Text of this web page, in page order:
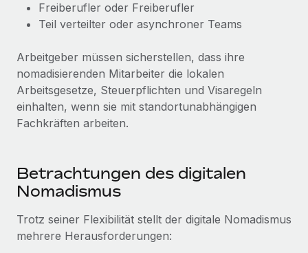
Lückenlose Compliance
Globale Bereitstellung und Verfolgung von IT-
Geräten
Gründung von Niederlassungen
Schnelle, rechtssichere Gründung von
Mobilität und Relocation
Mühelose Relocation von Mitarbeiter:innen
Benefits
Mühelose Verwaltung von Benefits
Weaviate auf einen Blick Weaviate entwickelt KI-basierte
Open-Source-Infrastrukturen. Das...
Mehr erfahren
Strategische Partnerschaft zwischen
Reverse Tech und Remote für Contractor
Management und Payroll
Wellness-Startup Reverse Tech hat das globale...
Mehr erfahren
BLOG
Globale Payroll
EOR und PEO
Contractor Management
Steuern
BLOG
Neues zu Remote-Produkten: Integration mit
Gusto und Zero und Contractor Management
Freiberufler oder Freiberufler
Teil verteilter oder asynchroner Teams
Arbeitgeber müssen sicherstellen, dass ihre
nomadisierenden Mitarbeiter die lokalen
Arbeitsgesetze, Steuerpflichten und Visaregeln
einhalten, wenn sie mit standortunabhängigen
Fachkräften arbeiten.
Betrachtungen des digitalen
Nomadismus
Trotz seiner Flexibilität stellt der digitale Nomadismus
mehrere Herausforderungen: